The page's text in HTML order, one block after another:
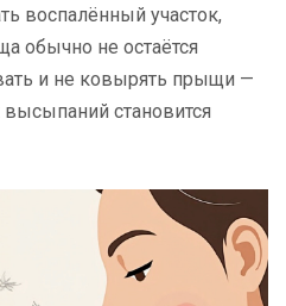
воспалённый участок,
обычно не остаётся
и не ковырять прыщи —
становится